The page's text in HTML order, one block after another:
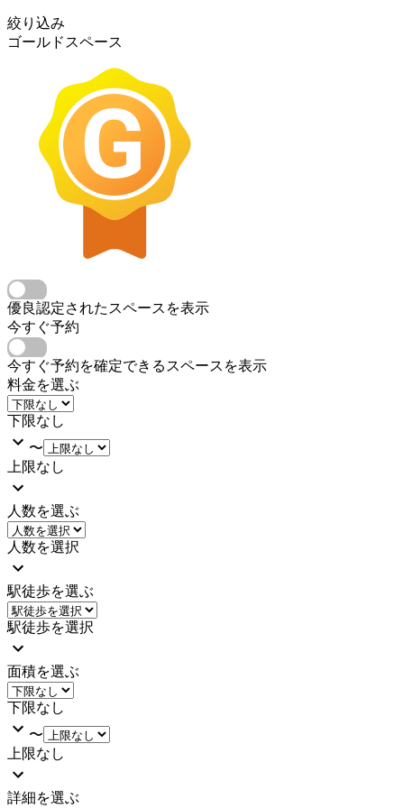
絞り込み
ゴールドスペース
優良認定されたスペースを表示
今すぐ予約
今すぐ予約を確定できるスペースを表示
料金を選ぶ
下限なし
〜
上限なし
人数を選ぶ
人数を選択
駅徒歩を選ぶ
駅徒歩を選択
面積を選ぶ
下限なし
〜
上限なし
詳細を選ぶ